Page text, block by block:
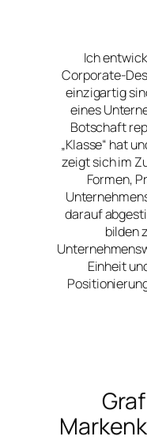
Ich
Corporate-
einzigartig
eines
Botschaft
„Klasse“ hat
zeigt sich im
Formen,
darauf
bilden
Einheit